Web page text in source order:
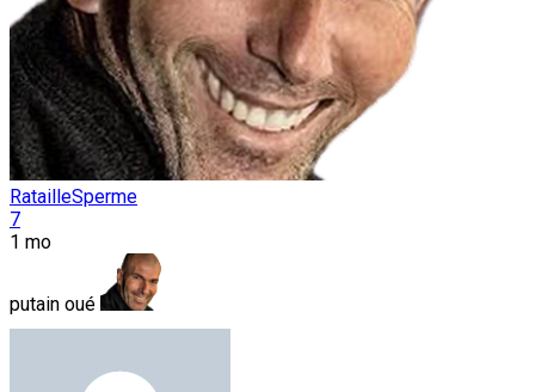
RatailleSperme
7
1 mo
putain oué